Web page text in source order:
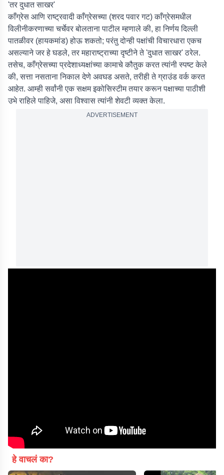
'तर दुधात साखर'
काँग्रेस आणि राष्ट्रवादी काँग्रेसच्या (शरद पवार गट) काँग्रेसमधील
विलीनीकरणाच्या चर्चेवर बोलताना पाटील म्हणाले की, हा निर्णय दिल्ली
पातळीवर (हायकमांड) होऊ शकतो; परंतु दोन्ही पक्षांची विचारधारा एकच
असल्याने जर हे घडले, तर महाराष्ट्राच्या दृष्टीने ते 'दुधात साखर' ठरेल.
तसेच, काँग्रेसच्या प्रदेशाध्यक्षांच्या कामाचे कौतुक करत त्यांनी स्पष्ट केले
की, सत्ता नसताना निकाल देणे अवघड असते, तरीही ते ग्राउंड वर्क करत
आहेत. आम्ही सर्वांनी एक सक्षम इकोसिस्टीम तयार करून पक्षाच्या पाठीशी
उभे राहिले पाहिजे, असा विश्वास त्यांनी शेवटी व्यक्त केला.
ADVERTISEMENT
हे वाचलं का?